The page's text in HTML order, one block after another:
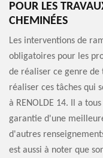
POUR LES
CHEMINÉES
Les interventions de
obligatoires pour les
de réaliser ce genre de
réaliser ces tâches qui
à RENOLDE 14. Il a
garantie d'une
d'autres
est aussi à noter que